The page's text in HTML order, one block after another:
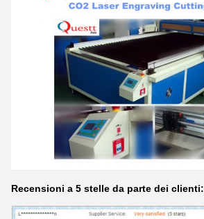
Recensioni a 5 stelle da parte dei clienti: